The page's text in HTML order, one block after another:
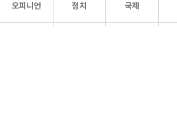
오피니언 정치 국제